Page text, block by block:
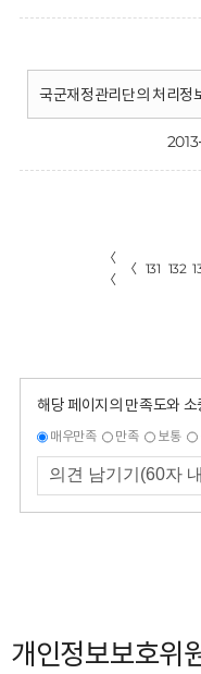
국군재정관리단의 처리정
〈
〈
〈 131 132
해당 페이지의 만족도와
매우만족 만족 보통
개인정보보호위